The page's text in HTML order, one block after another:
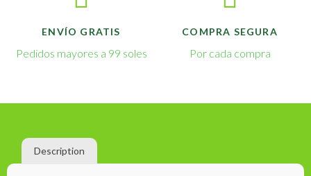
ENVÍO GRATIS
Pedidos mayores a 99 soles
COMPRA SEGURA
Por cada compra
Description